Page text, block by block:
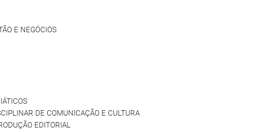
E NEGÓCIOS
DE COMUNICAÇÃO E CULTURA
EDITORIAL